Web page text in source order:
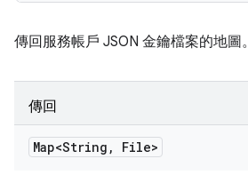
傳回服務帳戶 JSON 金鑰檔案的地圖。
傳回
Map<String , File>